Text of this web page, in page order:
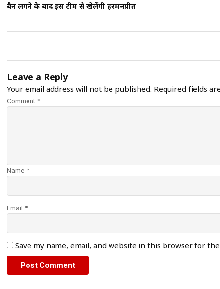
बैन लगने के बाद इस टीम से खेलेंगी हरमनप्रीत
Leave a Reply
Your email address will not be published. Required fields
Comment *
Name *
Email *
Save my name, email, and website in this browser for